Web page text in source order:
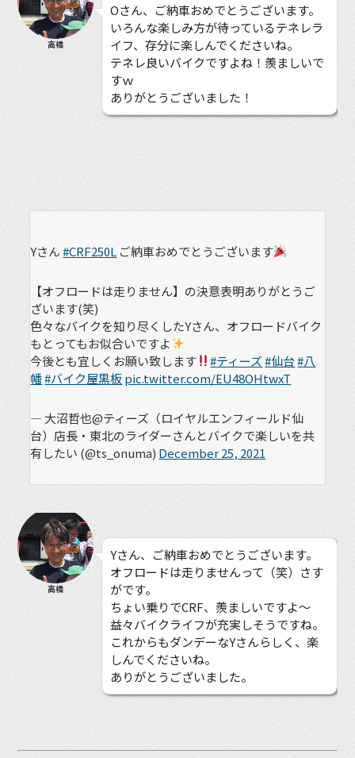
高橋
Oさん、ご納車おめでとうございます。
いろんな楽しみ方が待っているテネレラ
イフ、存分に楽しんでくださいね。
テネレ良いバイクですよね！羨ましいで
すｗ
ありがとうございました！
Yさん#CRF250L ご納車おめでとうございます
【オフロードは走りません】の決意表明ありがとうご
ざいます(笑)
色々なバイクを知り尽くしたYさん、オフロードバイク
もとってもお似合いですよ
今後とも宜しくお願い致します
#ティーズ#仙台#八
幡#バイク屋黒板pic.twitter.com/EU48OHtwxT
— 大沼哲也@ティーズ（ロイヤルエンフィールド仙
台）店長・東北のライダーさんとバイクで楽しいを共
有したい (@ts_onuma) December 25, 2021
高橋
Yさん、ご納車おめでとうございます。
オフロードは走りませんって（笑）さす
がです。
ちょい乗りでCRF、羨ましいですよ〜
益々バイクライフが充実しそうですね。
これからもダンデーなYさんらしく、楽
しんでくださいね。
ありがとうございました。